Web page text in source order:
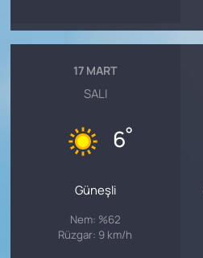
17 MART
SALI
6°
Güneşli
Nem: %62
Rüzgar: 9 km/h